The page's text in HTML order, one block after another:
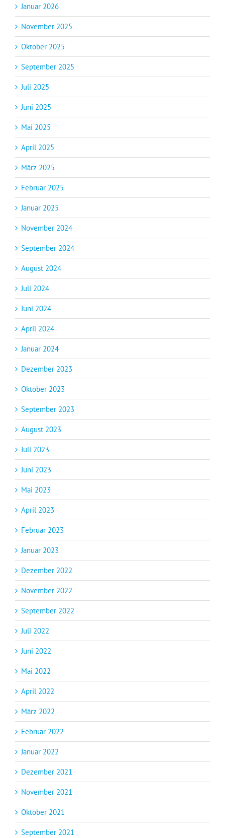
Januar 2026
November 2025
Oktober 2025
September 2025
Juli 2025
Juni 2025
Mai 2025
April 2025
März 2025
Februar 2025
Januar 2025
November 2024
September 2024
August 2024
Juli 2024
Juni 2024
April 2024
Januar 2024
Dezember 2023
Oktober 2023
September 2023
August 2023
Juli 2023
Juni 2023
Mai 2023
April 2023
Februar 2023
Januar 2023
Dezember 2022
November 2022
September 2022
Juli 2022
Juni 2022
Mai 2022
April 2022
März 2022
Februar 2022
Januar 2022
Dezember 2021
November 2021
Oktober 2021
September 2021